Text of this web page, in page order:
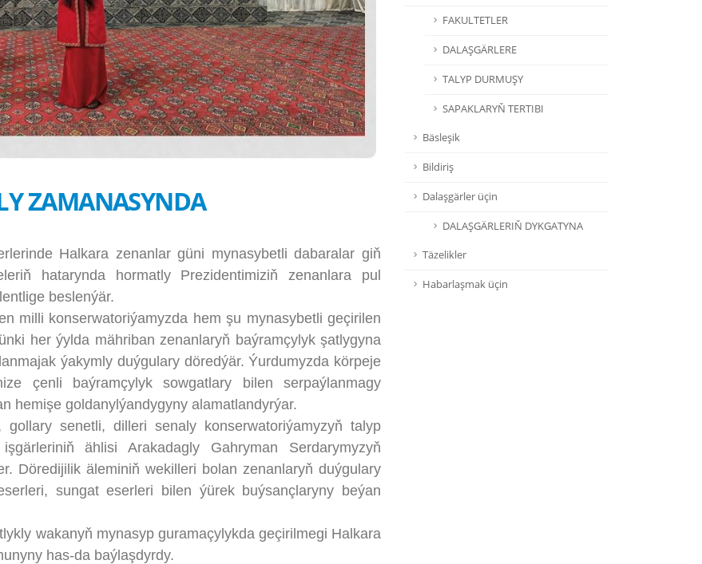
ZAMANASYNDA
Halkara zenanlar güni mynasybetli dabaralar giň
hatarynda hormatly Prezidentimiziň zenanlara pul
beslenýär.
konserwatoriýamyzda hem şu mynasybetli geçirilen
her ýylda mähriban zenanlaryň baýramçylyk şatlygyna
ýakymly duýgulary döredýär. Ýurdumyzda körpeje
çenli baýramçylyk sowgatlary bilen serpaýlanmagy
hemişe goldanylýandygyny alamatlandyrýar.
senetli, dilleri senaly konserwatoriýamyzyň talyp
ählisi Arakadagly Gahryman Serdarymyzyň
Döredijilik äleminiň wekilleri bolan zenanlaryň duýgulary
sungat eserleri bilen ýürek buýsançlaryny beýan
wakanyň mynasyp guramaçylykda geçirilmegi Halkara
has-da baýlaşdyrdy.
FAKULTETLER
DALAŞGÄRLERE
TALYP DURMUŞY
SAPAKLARYŇ TERTIBI
Bäsleşik
Bildiriş
Dalaşgärler üçin
DALAŞGÄRLERIŇ DYKGATYNA
Täzelikler
Habarlaşmak üçin